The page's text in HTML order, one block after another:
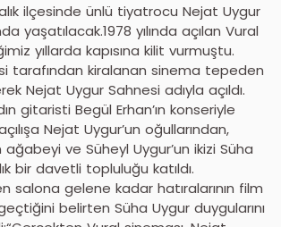
ilçesinde ünlü tiyatrocu Nejat Uygur
yaşatılacak.1978 yılında açılan Vural
yıllarda kapısına kilit vurmuştu.
tarafından kiralanan sinema tepeden
Nejat Uygur Sahnesi adıyla açıldı.
gitaristi Begül Erhan’ın konseriyle
Nejat Uygur’un oğullarından,
ağabeyi ve Süheyl Uygur’un ikizi Süha
bir davetli topluluğu katıldı.
salona gelene kadar hatıralarının film
belirten Süha Uygur duygularını